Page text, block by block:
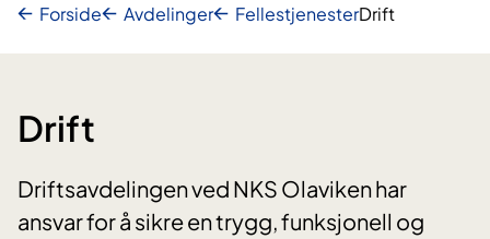
Forside Avdelinger FellestjenesterDrift
Drift
Driftsavdelingen ved NKS Olaviken har
ansvar for å sikre en trygg, funksjonell og